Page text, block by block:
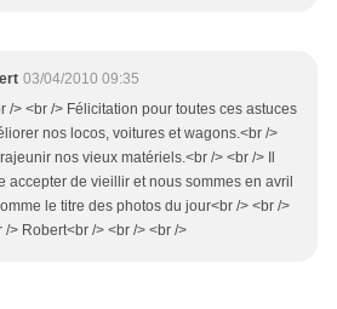
03/04/2010 09:35
/> <br /> Félicitation pour toutes ces astuces
nos locos, voitures et wagons.<br />
nos vieux matériels.<br /> <br /> Il
accepter de vieillir et nous sommes en avril
le titre des photos du jour<br /> <br />
/> Robert<br /> <br /> <br />